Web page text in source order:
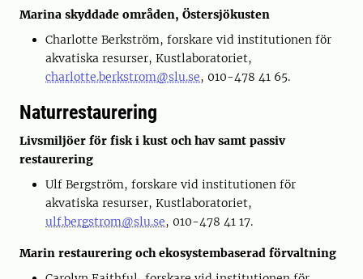
Marina skyddade områden, Östersjökusten
Charlotte Berkström, forskare vid institutionen för
akvatiska resurser, Kustlaboratoriet,
charlotte.berkstrom@slu.se, 010-478 41 65.
Naturrestaurering
Livsmiljöer för fisk i kust och hav samt passiv
restaurering
Ulf Bergström, forskare vid institutionen för
akvatiska resurser, Kustlaboratoriet,
ulf.bergstrom@slu.se, 010-478 41 17.
Marin restaurering och ekosystembaserad förvaltning